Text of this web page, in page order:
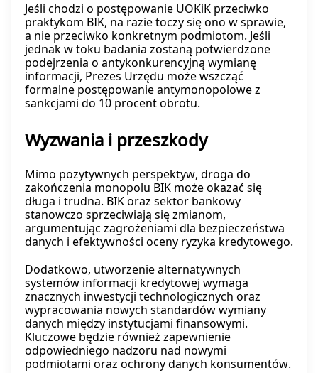
Jeśli chodzi o postępowanie UOKiK przeciwko
praktykom BIK, na razie toczy się ono w sprawie,
a nie przeciwko konkretnym podmiotom. Jeśli
jednak w toku badania zostaną potwierdzone
podejrzenia o antykonkurencyjną wymianę
informacji, Prezes Urzędu może wszcząć
formalne postępowanie antymonopolowe z
sankcjami do 10 procent obrotu.
Wyzwania i przeszkody
Mimo pozytywnych perspektyw, droga do
zakończenia monopolu BIK może okazać się
długa i trudna. BIK oraz sektor bankowy
stanowczo sprzeciwiają się zmianom,
argumentując zagrożeniami dla bezpieczeństwa
danych i efektywności oceny ryzyka kredytowego.
Dodatkowo, utworzenie alternatywnych
systemów informacji kredytowej wymaga
znacznych inwestycji technologicznych oraz
wypracowania nowych standardów wymiany
danych między instytucjami finansowymi.
Kluczowe będzie również zapewnienie
odpowiedniego nadzoru nad nowymi
podmiotami oraz ochrony danych konsumentów.